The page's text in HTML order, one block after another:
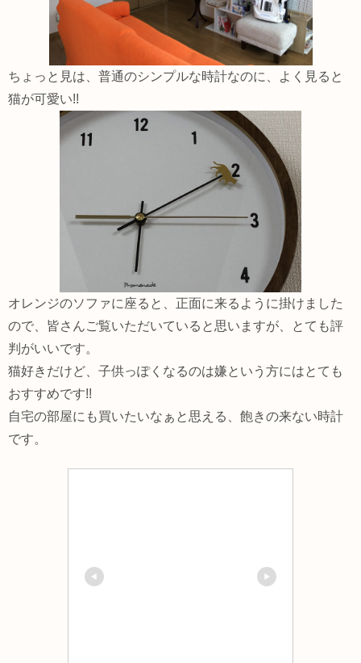
ちょっと見は、普通のシンプルな時計なのに、よく見ると
猫が可愛い!!
オレンジのソファに座ると、正面に来るように掛けました
ので、皆さんご覧いただいていると思いますが、とても評
判がいいです。
猫好きだけど、子供っぽくなるのは嫌という方にはとても
おすすめです!!
自宅の部屋にも買いたいなぁと思える、飽きの来ない時計
です。